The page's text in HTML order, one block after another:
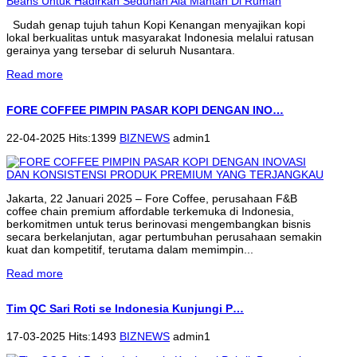
Sudah genap tujuh tahun Kopi Kenangan menyajikan kopi
lokal berkualitas untuk masyarakat Indonesia melalui ratusan
gerainya yang tersebar di seluruh Nusantara.
Read more
FORE COFFEE PIMPIN PASAR KOPI DENGAN INO…
22-04-2025 Hits:1399 BIZNEWS admin1
Jakarta, 22 Januari 2025 – Fore Coffee, perusahaan F&B
coffee chain premium affordable terkemuka di Indonesia,
berkomitmen untuk terus berinovasi mengembangkan bisnis
secara berkelanjutan, agar pertumbuhan perusahaan semakin
kuat dan kompetitif, terutama dalam memimpin...
Read more
Tim QC Sari Roti se Indonesia Kunjungi P…
17-03-2025 Hits:1493 BIZNEWS admin1